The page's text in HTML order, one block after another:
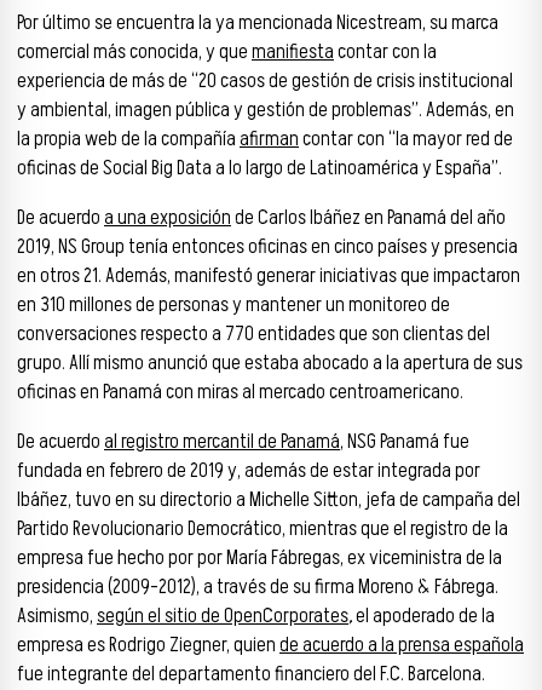
Por último se encuentra la ya mencionada Nicestream, su marca
comercial más conocida, y quemanifiestacontar con la
experiencia de más de “20 casos de gestión de crisis institucional
y ambiental, imagen pública y gestión de problemas”. Además, en
la propia web de la compañíaafirmancontar con “la mayor red de
oficinas de Social Big Data a lo largo de Latinoamérica y España”.
De acuerdoa una exposiciónde Carlos Ibáñez en Panamá del año
2019, NS Group tenía entonces oficinas en cinco países y presencia
en otros 21. Además, manifestó generar iniciativas que impactaron
en 310 millones de personas y mantener un monitoreo de
conversaciones respecto a 770 entidades que son clientas del
grupo. Allí mismo anunció que estaba abocado a la apertura de sus
oficinas en Panamá con miras al mercado centroamericano.
De acuerdoal registro mercantil de Panamá, NSG Panamá fue
fundada en febrero de 2019 y, además de estar integrada por
Ibáñez, tuvo en su directorio a Michelle Sitton, jefa de campaña del
Partido Revolucionario Democrático, mientras que el registro de la
empresa fue hecho por por María Fábregas, ex viceministra de la
presidencia (2009-2012), a través de su firma Moreno & Fábrega.
Asimismo,según el sitio de OpenCorporates,el apoderado de la
empresa es Rodrigo Ziegner, quiende acuerdo a la prensa española
fue integrante del departamento financiero del F.C. Barcelona.